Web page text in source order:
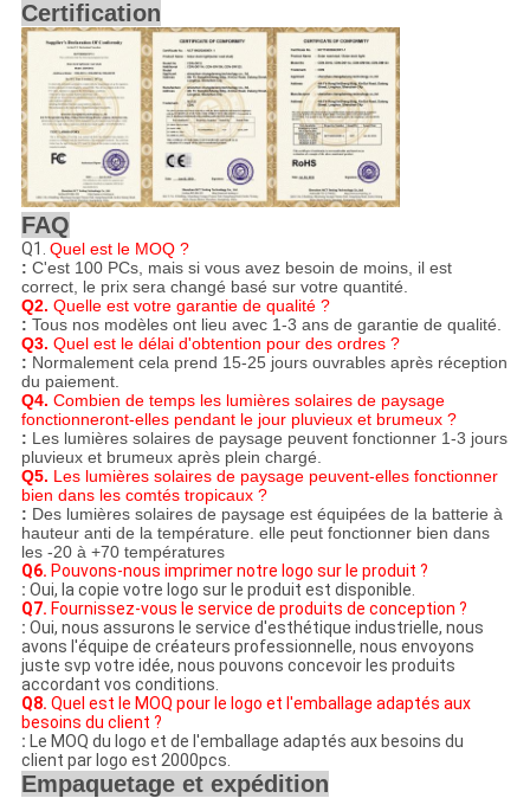
Certification
FAQ
Q1. Quel est le MOQ ?
: C'est 100 PCs, mais si vous avez besoin de moins, il est
correct, le prix sera changé basé sur votre quantité.
Q2. Quelle est votre garantie de qualité ?
: Tous nos modèles ont lieu avec 1-3 ans de garantie de qualité.
Q3. Quel est le délai d'obtention pour des ordres ?
: Normalement cela prend 15-25 jours ouvrables après réception
du paiement.
Q4. Combien de temps les lumières solaires de paysage
fonctionneront-elles pendant le jour pluvieux et brumeux ?
: Les lumières solaires de paysage peuvent fonctionner 1-3 jours
pluvieux et brumeux après plein chargé.
Q5. Les lumières solaires de paysage peuvent-elles fonctionner
bien dans les comtés tropicaux ?
: Des lumières solaires de paysage est équipées de la batterie à
hauteur anti de la température. elle peut fonctionner bien dans
les -20 à +70 températures
Q6. Pouvons-nous imprimer notre logo sur le produit ?
: Oui, la copie votre logo sur le produit est disponible.
Q7. Fournissez-vous le service de produits de conception ?
: Oui, nous assurons le service d'esthétique industrielle, nous
avons l'équipe de créateurs professionnelle, nous envoyons
juste svp votre idée, nous pouvons concevoir les produits
accordant vos conditions.
Q8. Quel est le MOQ pour le logo et l'emballage adaptés aux
besoins du client ?
: Le MOQ du logo et de l'emballage adaptés aux besoins du
client par logo est 2000pcs.
Empaquetage et expédition